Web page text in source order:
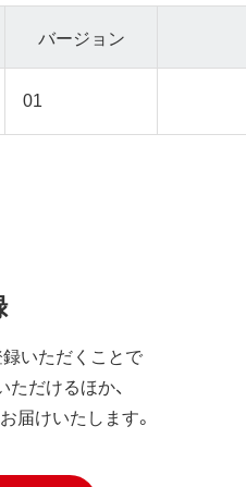
バージョン
01
いただくことで
だけるほか、
届けいたします。